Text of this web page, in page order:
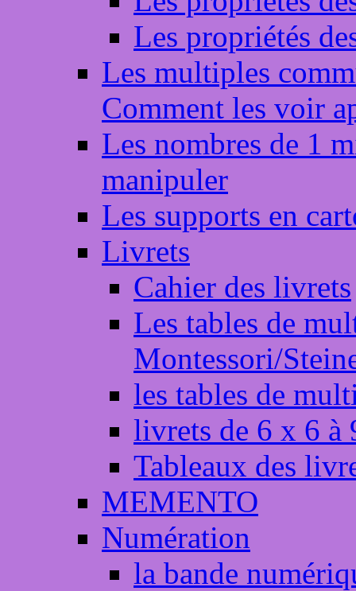
Les propriétés
Les multiples
Comment les voir
Les nombres de 1
manipuler
Les supports en
Livrets
Cahier des livrets
Les tables de
Montessori/
les tables de
livrets de 6 x 6 à
Tableaux des
MEMENTO
Numération
la bande